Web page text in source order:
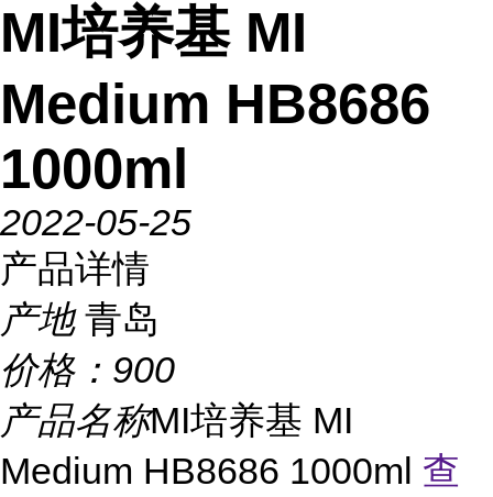
MI培养基 MI
Medium HB8686
1000ml
2022-05-25
产品详情
产地 青岛
价格： 900
产品名称MI培养基 MI
Medium HB8686 1000ml 查